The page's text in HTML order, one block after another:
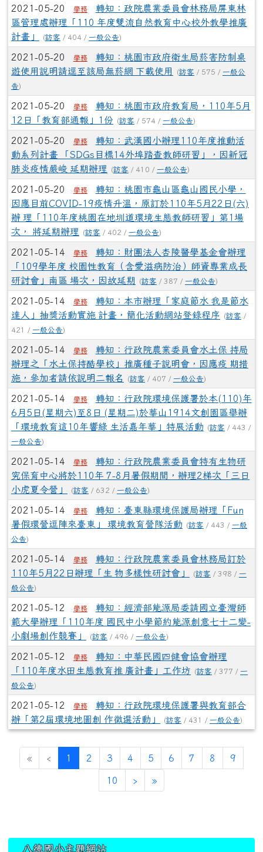
2021-05-20 學務
轉知：政院農業委員會林務局屏東林
區管理處辦理「110 年度雙流自然教育中心校外教學推廣
計畫」
(訪客 / 404 / 一般公告)
2021-05-20 學務
轉知：桃園市政府衛生局菸害防制桌
遊使用說明請逕至該局無菸網 下載使用
(訪客 / 575 / 一般公
告)
2021-05-20 學務
轉知：桃園市政府教育局，110年5月
12日「教育部通報」1份
(訪客 / 574 / 一般公告)
2021-05-20 學務
轉知：武漢國小辦理110年度推動活
動系列計畫 「SDGs目標14外埠踏查教師研習」，因新冠
肺炎疫情嚴峻 延期辦理
(訪客 / 410 / 一般公告)
2021-05-20 學務
轉知：桃園市龜山區龜山國民小學，
因應目前COVID-19疫情升溫，原訂於110年5月22日(六)
辦 理「110年度桃園在地圳道環境生態教師研習」第1場
次， 將延期辦理
(訪客 / 402 / 一般公告)
2021-05-14 學務
轉知：財團法人杏陵醫學基金會辦理
「109學年度 校園性教育（含愛滋病防治）師資專業成長
研討會」南區 場次，因故延期
(訪客 / 387 / 一般公告)
2021-05-14 學務
轉知：本市辦理「家庭節水 我是節水
達人」抽獎活動實施 計畫，簡化活動網站登錄程序
(訪客 /
421 / 一般公告)
2021-05-14 學務
轉知：行政院農業委員會水土保 持局
辦理之「水土保持酷學校」推廣種子說明會，因應疫 期措
施，參加者請依說明二報名
(訪客 / 407 / 一般公告)
2021-05-14 學務
轉知：行政院環境保護署於本(110)年
6月5日(星期六)至8日 (星期二)於華山1914文創園區舉辦
「環境教育這10年響綠 生活嘉年華」特展活動
(訪客 / 443 /
一般公告)
2021-05-14 學務
轉知：行政院農業委員會特有生物研
究保育中心將於110年 7-8月暑假期間，辦理2梯次「三日
小虎夏令營」
(訪客 / 632 / 一般公告)
2021-05-14 學務
轉知：臺東縣環境保護局辦理「Fun
暑假環營逗陣來臺東」 環境教育營隊活動
(訪客 / 443 / 一般
公告)
2021-05-14 學務
轉知：行政院農業委員會林務局訂於
110年5月22日辦理「生 物多樣性研討會」
(訪客 / 398 / 一
般公告)
2021-05-12 學務
轉知：經濟部能源局委請國立臺灣師
範大學辦理「110年度 國民中小學節約能源創意七十二變-
小劇場創作競賽」
(訪客 / 496 / 一般公告)
2021-05-12 學務
轉知：中華民國四健會協會辦理
「110年度水田生態教育推 廣計畫」工作坊
(訪客 / 377 / 一
般公告)
2021-05-12 學務
轉知：行政院環境保護署與教育部合
辦「第2屆環境地圖創 作徵選活動」
(訪客 / 431 / 一般公告)
« ‹ 1 (current)
2 3 4 5 6 7 8 9
10 › »
八德國小主題網站